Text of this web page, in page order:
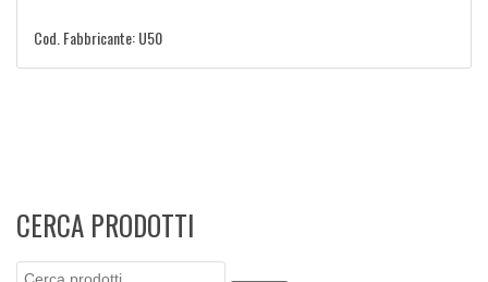
Cod. Fabbricante: U50
CERCA PRODOTTI
Cerca: